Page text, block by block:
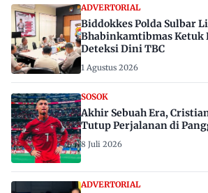
ADVERTORIAL
Biddokkes Polda Sulbar
Bhabinkamtibmas Ketuk
Deteksi Dini TBC
1 Agustus 2026
SOSOK
Akhir Sebuah Era,
Tutup Perjalanan di
8 Juli 2026
ADVERTORIAL